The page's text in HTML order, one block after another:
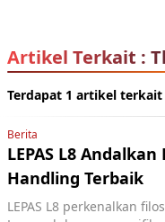
Artikel Terkait :
Terdapat 1 artikel terkait
Berita
LEPAS L8
Handling Terbaik
LEPAS L8 perkenalkan